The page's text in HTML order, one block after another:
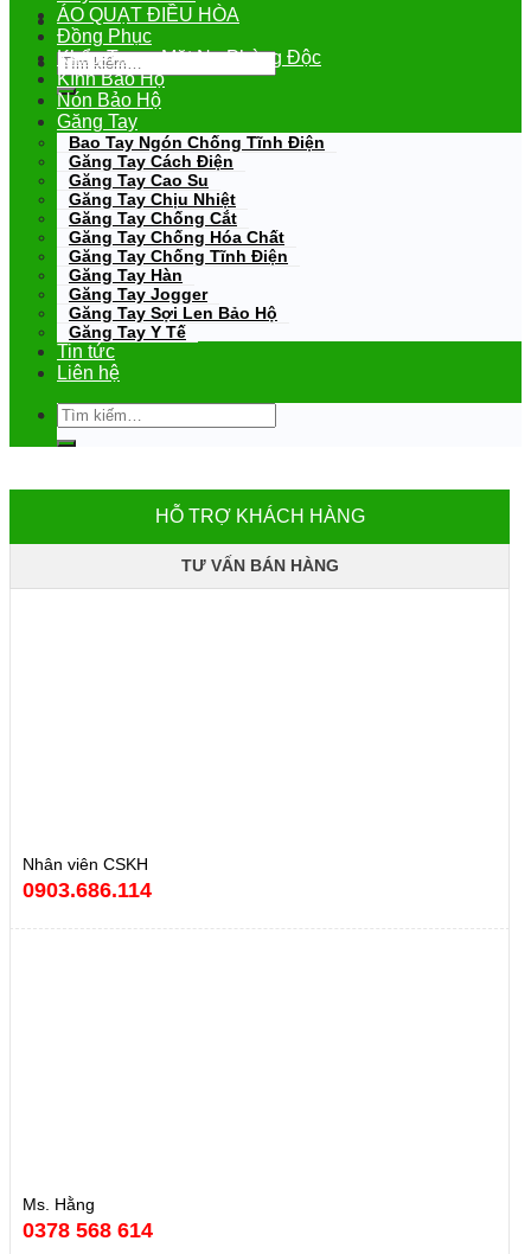
Tìm
kiếm:
ÁO QUẠT ĐIỀU HÒA
Đồng Phục
Khẩu Trang-Mặt Nạ Phòng Độc
Kính Bảo Hộ
Nón Bảo Hộ
Găng Tay
Bao Tay Ngón Chống Tĩnh Điện
Găng Tay Cách Điện
Găng Tay Cao Su
Găng Tay Chịu Nhiệt
Găng Tay Chống Cắt
Găng Tay Chống Hóa Chất
Găng Tay Chống Tĩnh Điện
Găng Tay Hàn
Găng Tay Jogger
Găng Tay Sợi Len Bảo Hộ
Găng Tay Y Tế
Tin tức
Liên hệ
Tìm
kiếm:
HỖ TRỢ KHÁCH HÀNG
TƯ VẤN BÁN HÀNG
Nhân viên CSKH
0903.686.114
Ms. Hằng
0378 568 614